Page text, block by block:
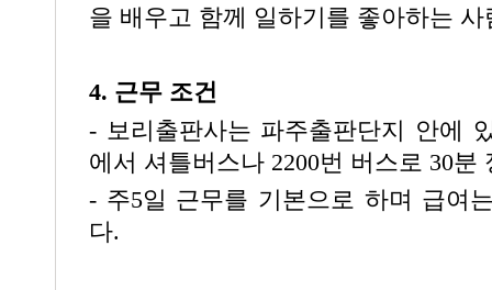
을 배우고 함께 일하기를 좋아하는
4. 근무 조건
- 보리출판사는 파주출판단지 안에
에서 셔틀버스나 2200번 버스로 30분
- 주5일 근무를 기본으로 하며 급여
다.